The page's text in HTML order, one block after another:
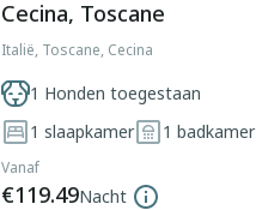
Cecina, Toscane
Italië, Toscane, Cecina
1 Honden toegestaan
1 slaapkamer 1 badkamer
Vanaf
€119.49Nacht